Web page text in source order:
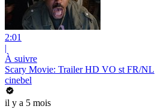
2:01
|
À suivre
Scary Movie: Trailer HD VO st FR/NL
cinebel
il y a 5 mois